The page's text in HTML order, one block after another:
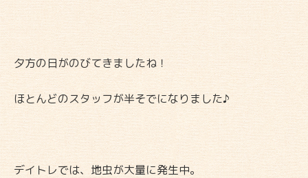
夕方の日がのびてきましたね！
ほとんどのスタッフが半そでになりました♪
デイトレでは、地虫が大量に発生中。